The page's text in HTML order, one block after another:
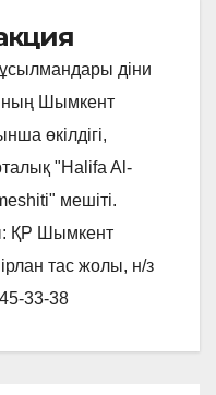
діни
Шымкент
өкілдігі,
"Halifa Al-
мешіті.
ҚР Шымкент
тас жолы, н/з
33-38